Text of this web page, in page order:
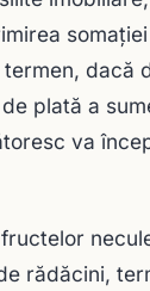
dacă
plată a
va
rădăcini,